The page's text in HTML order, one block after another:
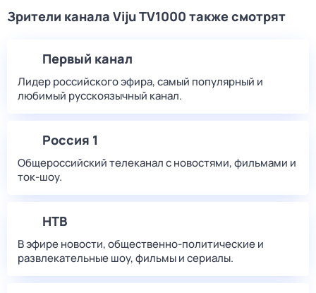
Зрители канала Viju TV1000 также смотрят
Первый канал
Лидер российского эфира, самый популярный и
любимый русскоязычный канал.
Россия 1
Общероссийский телеканал с новостями, фильмами и
ток-шоу.
НТВ
В эфире новости, общественно-политические и
развлекательные шоу, фильмы и сериалы.